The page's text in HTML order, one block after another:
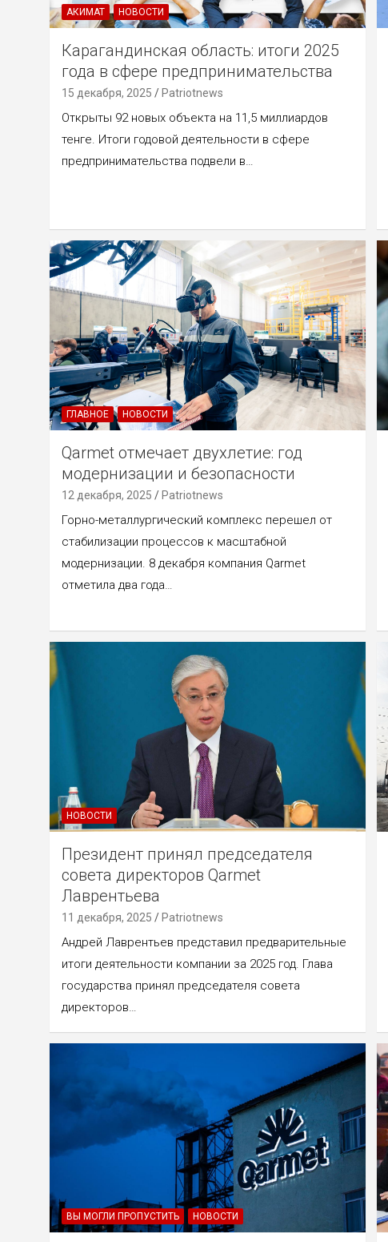
АКИМАТ НОВОСТИ
Карагандинская область: итоги 2025
года в сфере предпринимательства
15 декабря, 2025 Patriotnews
Открыты 92 новых объекта на 11,5 миллиардов
тенге. Итоги годовой деятельности в сфере
предпринимательства подвели в…
ГЛАВНОЕ НОВОСТИ
Qarmet отмечает двухлетие: год
модернизации и безопасности
12 декабря, 2025 Patriotnews
Горно-металлургический комплекс перешел от
стабилизации процессов к масштабной
модернизации. 8 декабря компания Qarmet
отметила два года…
НОВОСТИ
Президент принял председателя
совета директоров Qarmet
Лаврентьева
11 декабря, 2025 Patriotnews
Андрей Лаврентьев представил предварительные
итоги деятельности компании за 2025 год. Глава
государства принял председателя совета
директоров…
ВЫ МОГЛИ ПРОПУСТИТЬ НОВОСТИ